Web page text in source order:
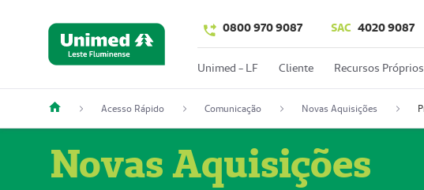
0800 970 9087 SAC 4020 9087
Unimed - LF Cliente Recursos Próprios
Acesso Rápido Comunicação Novas Aquisições
Novas Aquisições